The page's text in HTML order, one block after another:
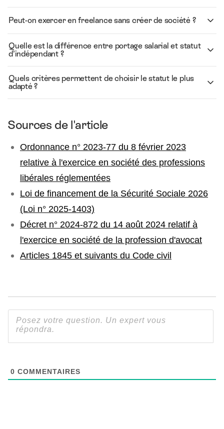
Peut-on exercer en freelance sans créer de société ?
Quelle est la différence entre portage salarial et statut
d’indépendant ?
Quels critères permettent de choisir le statut le plus
adapté ?
Sources de l'article
Ordonnance n° 2023-77 du 8 février 2023
relative à l'exercice en société des professions
libérales réglementées
Loi de financement de la Sécurité Sociale 2026
(Loi n° 2025-1403)
Décret n° 2024-872 du 14 août 2024 relatif à
l'exercice en société de la profession d'avocat
Articles 1845 et suivants du Code civil
0 COMMENTAIRES